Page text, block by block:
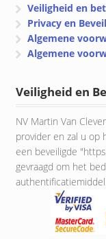
Veiligheid en
Privacy en
Algemene
Algemene
Veiligheid en
NV Martin Van
provider en zal u op
een beveiligde
gevraagd om het
authentificatiemiddel.